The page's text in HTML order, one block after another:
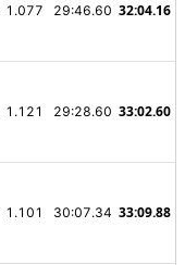
1.077 29:46.60 32:04.16
1.121 29:28.60 33:02.60
1.101 30:07.34 33:09.88